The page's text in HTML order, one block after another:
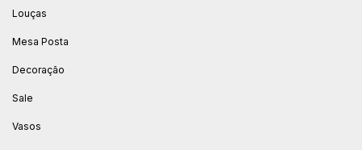
Louças
Mesa Posta
Decoração
Sale
Vasos